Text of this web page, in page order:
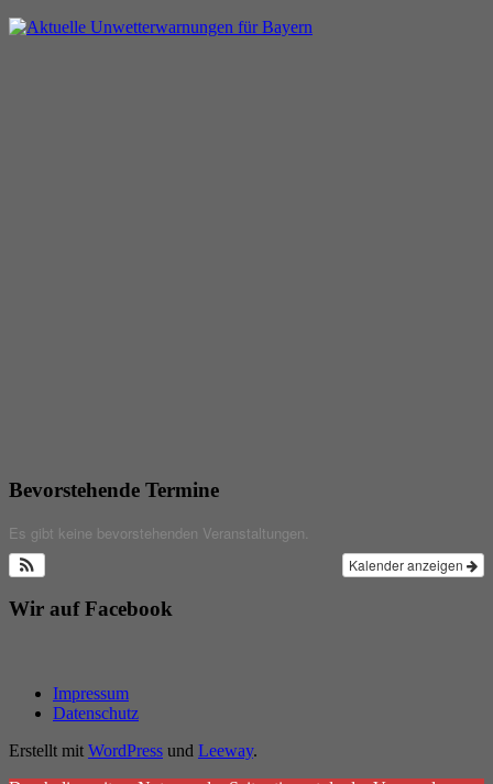
Bevorstehende Termine
Es gibt keine bevorstehenden Veranstaltungen.
Kalender anzeigen
Wir auf Facebook
Impressum
Datenschutz
Erstellt mit WordPress und Leeway.